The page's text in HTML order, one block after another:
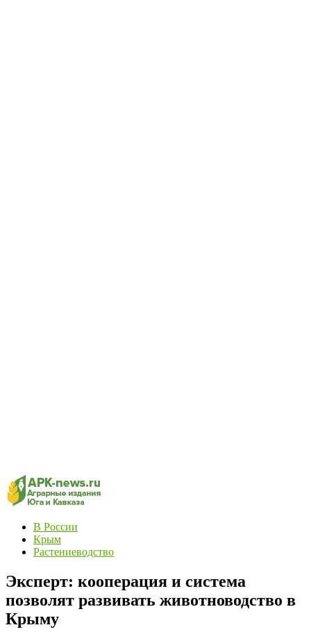
В России
Крым
Растениеводство
Эксперт: кооперация и система
позволят развивать животноводство в
Крыму